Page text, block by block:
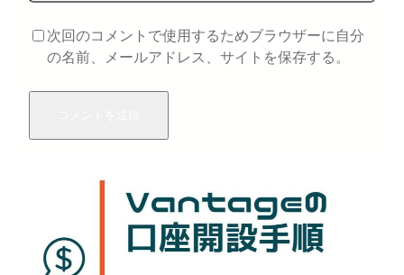
次回のコメントで使用するためブラウザーに自分
の名前、メールアドレス、サイトを保存する。